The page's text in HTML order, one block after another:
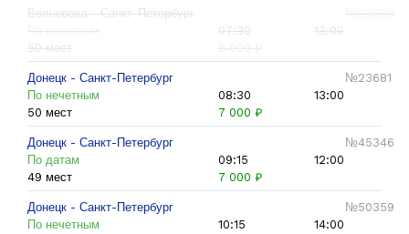
Волноваха - Санкт-Петербург
№36699
По нечетным
07:30
13:00
50 мест
8 000 ₽
Донецк - Санкт-Петербург
№23681
По нечетным
08:30
13:00
50 мест
7 000 ₽
Донецк - Санкт-Петербург
№45346
По датам
09:15
12:00
49 мест
7 000 ₽
Донецк - Санкт-Петербург
№50359
По нечетным
10:15
14:00